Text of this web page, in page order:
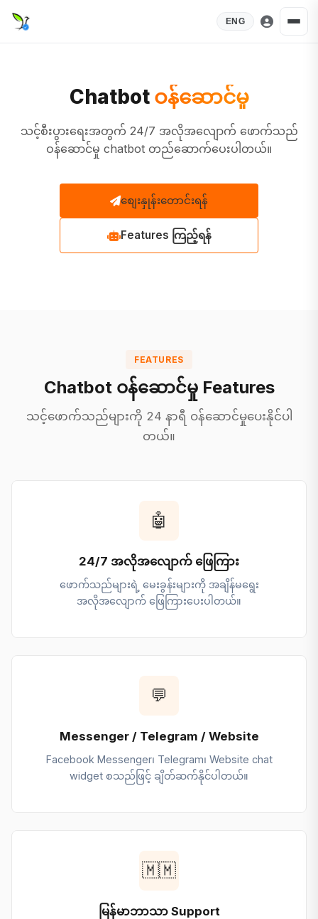
ENG
Chatbot ဝန်ဆောင်မှု
သင့်စီးပွားရေးအတွက် 24/7 အလိုအလျောက် ဖောက်သည်
ဝန်ဆောင်မှု chatbot တည်ဆောက်ပေးပါတယ်။
စျေးနှုန်းတောင်းရန်
Features ကြည့်ရန်
FEATURES
Chatbot ဝန်ဆောင်မှု Features
သင့်ဖောက်သည်များကို 24 နာရီ ဝန်ဆောင်မှုပေးနိုင်ပါ
တယ်။
🤖
24/7 အလိုအလျောက် ဖြေကြား
ဖောက်သည်များရဲ့ မေးခွန်းများကို အချိန်မရွေး
အလိုအလျောက် ဖြေကြားပေးပါတယ်။
💬
Messenger / Telegram / Website
Facebook Messenger၊ Telegram၊ Website chat
widget စသည်ဖြင့် ချိတ်ဆက်နိုင်ပါတယ်။
🇲🇲
မြန်မာဘာသာ Support